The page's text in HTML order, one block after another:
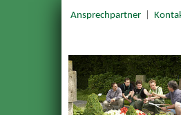
Ansprechpartner|